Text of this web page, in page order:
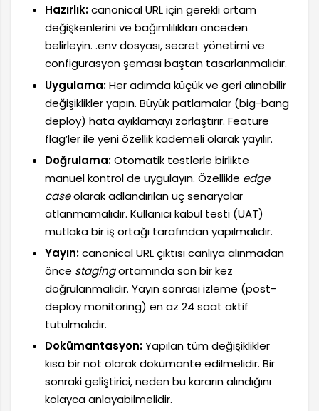
Hazırlık:canonical URL için gerekli ortam
değişkenlerini ve bağımlılıkları önceden
belirleyin. .env dosyası, secret yönetimi ve
configurasyon şeması baştan tasarlanmalıdır.
Uygulama:Her adımda küçük ve geri alınabilir
değişiklikler yapın. Büyük patlamalar (big-bang
deploy) hata ayıklamayı zorlaştırır. Feature
flag’ler ile yeni özellik kademeli olarak yayılır.
Doğrulama:Otomatik testlerle birlikte
manuel kontrol de uygulayın. Özellikle edge
caseolarak adlandırılan uç senaryolar
atlanmamalıdır. Kullanıcı kabul testi (UAT)
mutlaka bir iş ortağı tarafından yapılmalıdır.
Yayın:canonical URL çıktısı canlıya alınmadan
önce stagingortamında son bir kez
doğrulanmalıdır. Yayın sonrası izleme (post-
deploy monitoring) en az 24 saat aktif
tutulmalıdır.
Dokümantasyon:Yapılan tüm değişiklikler
kısa bir not olarak dokümante edilmelidir. Bir
sonraki geliştirici, neden bu kararın alındığını
kolayca anlayabilmelidir.